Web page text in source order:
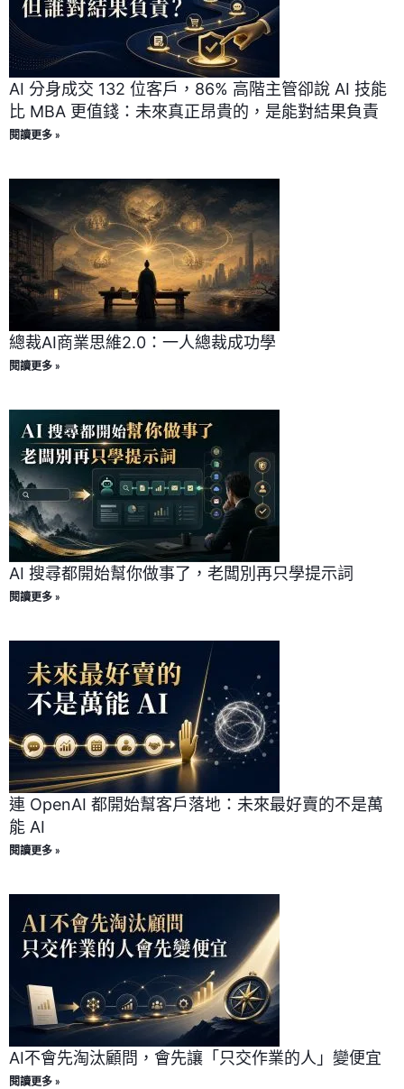
AI 分身成交 132 位客戶，86% 高階主管卻說 AI 技能
比 MBA 更值錢：未來真正昂貴的，是能對結果負責
閱讀更多 »
總裁AI商業思維2.0：一人總裁成功學
閱讀更多 »
AI 搜尋都開始幫你做事了，老闆別再只學提示詞
閱讀更多 »
連 OpenAI 都開始幫客戶落地：未來最好賣的不是萬
能 AI
閱讀更多 »
AI不會先淘汰顧問，會先讓「只交作業的人」變便宜
閱讀更多 »